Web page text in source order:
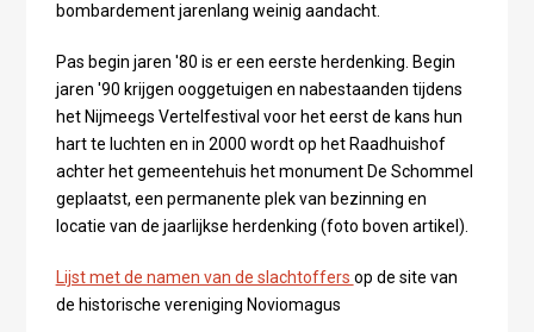
bombardement jarenlang weinig aandacht.
Pas begin jaren '80 is er een eerste herdenking. Begin
jaren '90 krijgen ooggetuigen en nabestaanden tijdens
het Nijmeegs Vertelfestival voor het eerst de kans hun
hart te luchten en in 2000 wordt op het Raadhuishof
achter het gemeentehuis het monument De Schommel
geplaatst, een permanente plek van bezinning en
locatie van de jaarlijkse herdenking (foto boven artikel).
Lijst met de namen van de slachtoffers op de site van
de historische vereniging Noviomagus